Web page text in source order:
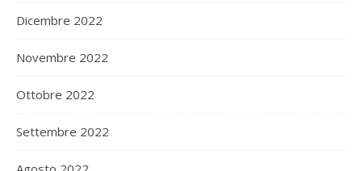
Dicembre 2022
Novembre 2022
Ottobre 2022
Settembre 2022